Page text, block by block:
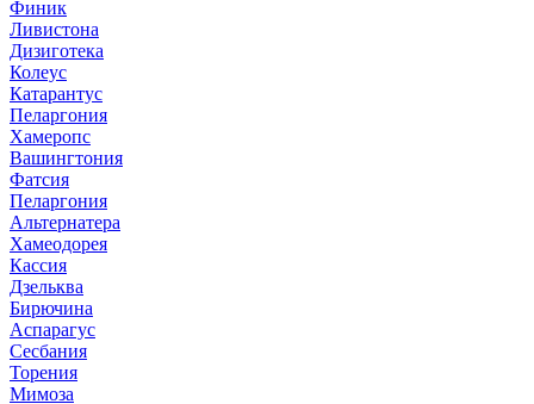
Финик
Ливистона
Дизиготека
Колеус
Катарантус
Пеларгония
Хамеропс
Вашингтония
Фатсия
Пеларгония
Альтернатера
Хамеодорея
Кассия
Дзельква
Бирючина
Аспарагус
Сесбания
Торения
Мимоза